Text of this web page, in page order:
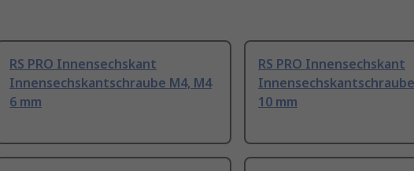
RS PRO Innensechskant
Innensechskantschraube M4, M4
6 mm
RS PRO Innensechskant
10 mm